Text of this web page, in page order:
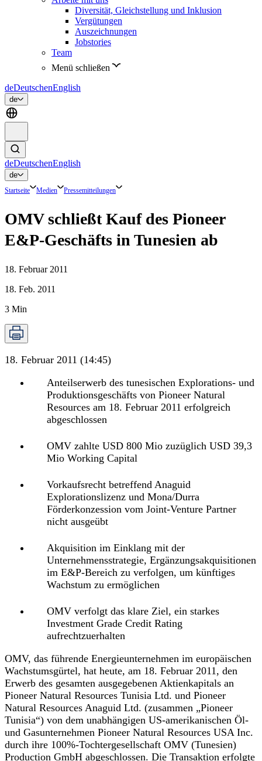
Diversität, Gleichstellung und Inklusion
Vergütungen
Auszeichnungen
Jobstories
Team
Menü schließen
deDeutschenEnglish
de
deDeutschenEnglish
de
Startseite Medien Pressemitteilungen
OMV schließt Kauf des Pioneer
E&P-Geschäfts in Tunesien ab
18. Februar 2011
18. Feb. 2011
3 Min
18. Februar 2011 (14:45)
Anteilserwerb des tunesischen Explorations- und
Produktionsgeschäfts von Pioneer Natural
Resources am 18. Februar 2011 erfolgreich
abgeschlossen
OMV zahlte USD 800 Mio zuzüglich USD 39,3
Mio Working Capital
Vorkaufsrecht betreffend Anaguid
Explorationslizenz und Mona/Durra
Förderkonzession vom Joint-Venture Partner
nicht ausgeübt
Akquisition im Einklang mit der
Unternehmensstrategie, Ergänzungsakquisitionen
im E&P-Bereich zu verfolgen, um künftiges
Wachstum zu ermöglichen
OMV verfolgt das klare Ziel, ein starkes
Investment Grade Credit Rating
aufrechtzuerhalten
OMV, das führende Energieunternehmen im europäischen
Wachstumsgürtel, hat heute, am 18. Februar 2011, den
Erwerb des gesamten ausgegebenen Aktienkapitals an
Pioneer Natural Resources Tunisia Ltd. und Pioneer
Natural Resources Anaguid Ltd. (zusammen „Pioneer
Tunisia“) von dem unabhängigen US-amerikanischen Öl-
und Gasunternehmen Pioneer Natural Resources USA Inc.
durch ihre 100%-Tochtergesellschaft OMV (Tunesien)
Production GmbH abgeschlossen. Die Transaktion erfolgte